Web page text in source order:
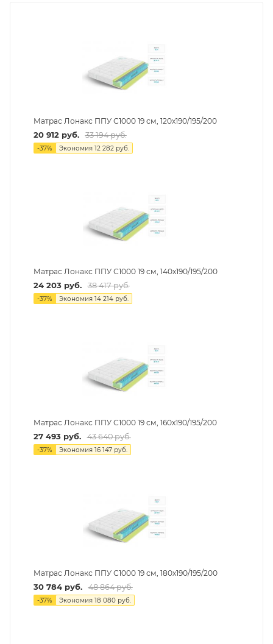
Матрас Лонакс ППУ С1000 19 см, 120х190/195/200
20 912руб. 33 194руб.
-37% Экономия 12 282руб.
Матрас Лонакс ППУ С1000 19 см, 140х190/195/200
24 203руб. 38 417руб.
-37% Экономия 14 214руб.
Матрас Лонакс ППУ С1000 19 см, 160х190/195/200
27 493руб. 43 640руб.
-37% Экономия 16 147руб.
Матрас Лонакс ППУ С1000 19 см, 180х190/195/200
30 784руб. 48 864руб.
-37% Экономия 18 080руб.